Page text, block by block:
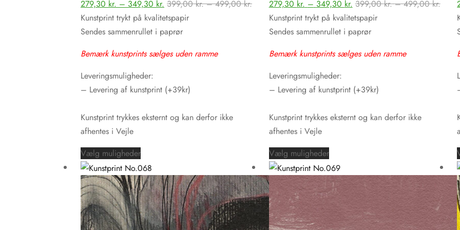
Mulighederne
kan
vælges
på
Mulighederne
kan
vælges
på
279,30 kr. – 349,30 kr. Prisinterval:
279,30 kr.
til
399,00kr. – 499,00kr.Prisinterval:
399,00 kr.
Kunstprint trykt på kvalitetspapir
Sendes sammenrullet i paprør
Bemærk kunstprints sælges uden ramme
Leveringsmuligheder:
– Levering af kunstprint (+39kr)
Kunstprint trykkes eksternt og kan derfor ikke
afhentes i Vejle
Vælg mulighederDette
vare
har
flere
varianter.
Mulighederne
279,30 kr. – 349,30 kr.Prisinterval:
279,30 kr.
til
399,00kr. – 499,00kr.
Kunstprint trykt på kvalitetspapir
Sendes sammenrullet i paprør
Bemærk kunstprints sælges uden ramme
Leveringsmuligheder:
– Levering af kunstprint (+39kr)
Kunstprint trykkes eksternt og kan derfor ikke
afhentes i Vejle
Vælg mulighederDette
vare
har
flere
varianter.
Mulighederne